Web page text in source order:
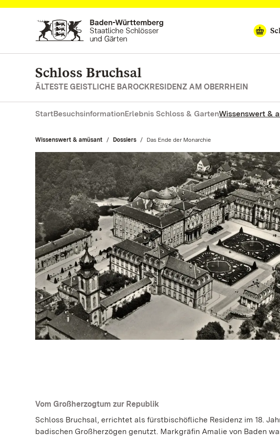
Zum Hauptinhalt springen
Schloss Bruchsal
ÄLTESTE GEISTLICHE BAROCKRESIDENZ AM OBERRHEIN
StartBesuchsinformationErlebnis Schloss & GartenWissenswert &
Wissenswert & amüsant Dossiers Aktuell:
Das Ende der Monarchie
Vom Großherzogtum zur Republik
Schloss Bruchsal, errichtet als fürstbischöfliche Residenz im 18.
badischen Großherzögen genutzt. Markgräfin Amalie von Baden